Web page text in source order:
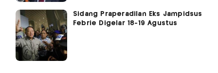
Sidang Praperadilan Eks Jampidsus
Febrie Digelar 18-19 Agustus